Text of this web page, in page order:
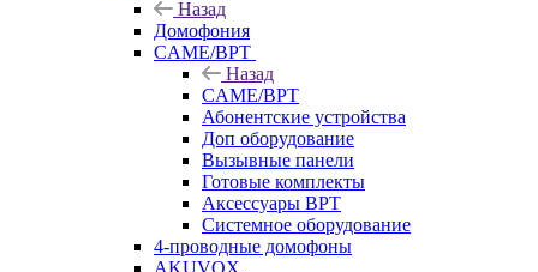
Назад
Домофония
CAME/BPT
Назад
CAME/BPT
Абонентские устройства
Доп оборудование
Вызывные панели
Готовые комплекты
Аксессуары BPT
Системное оборудование
4-проводные домофоны
AKUVOX